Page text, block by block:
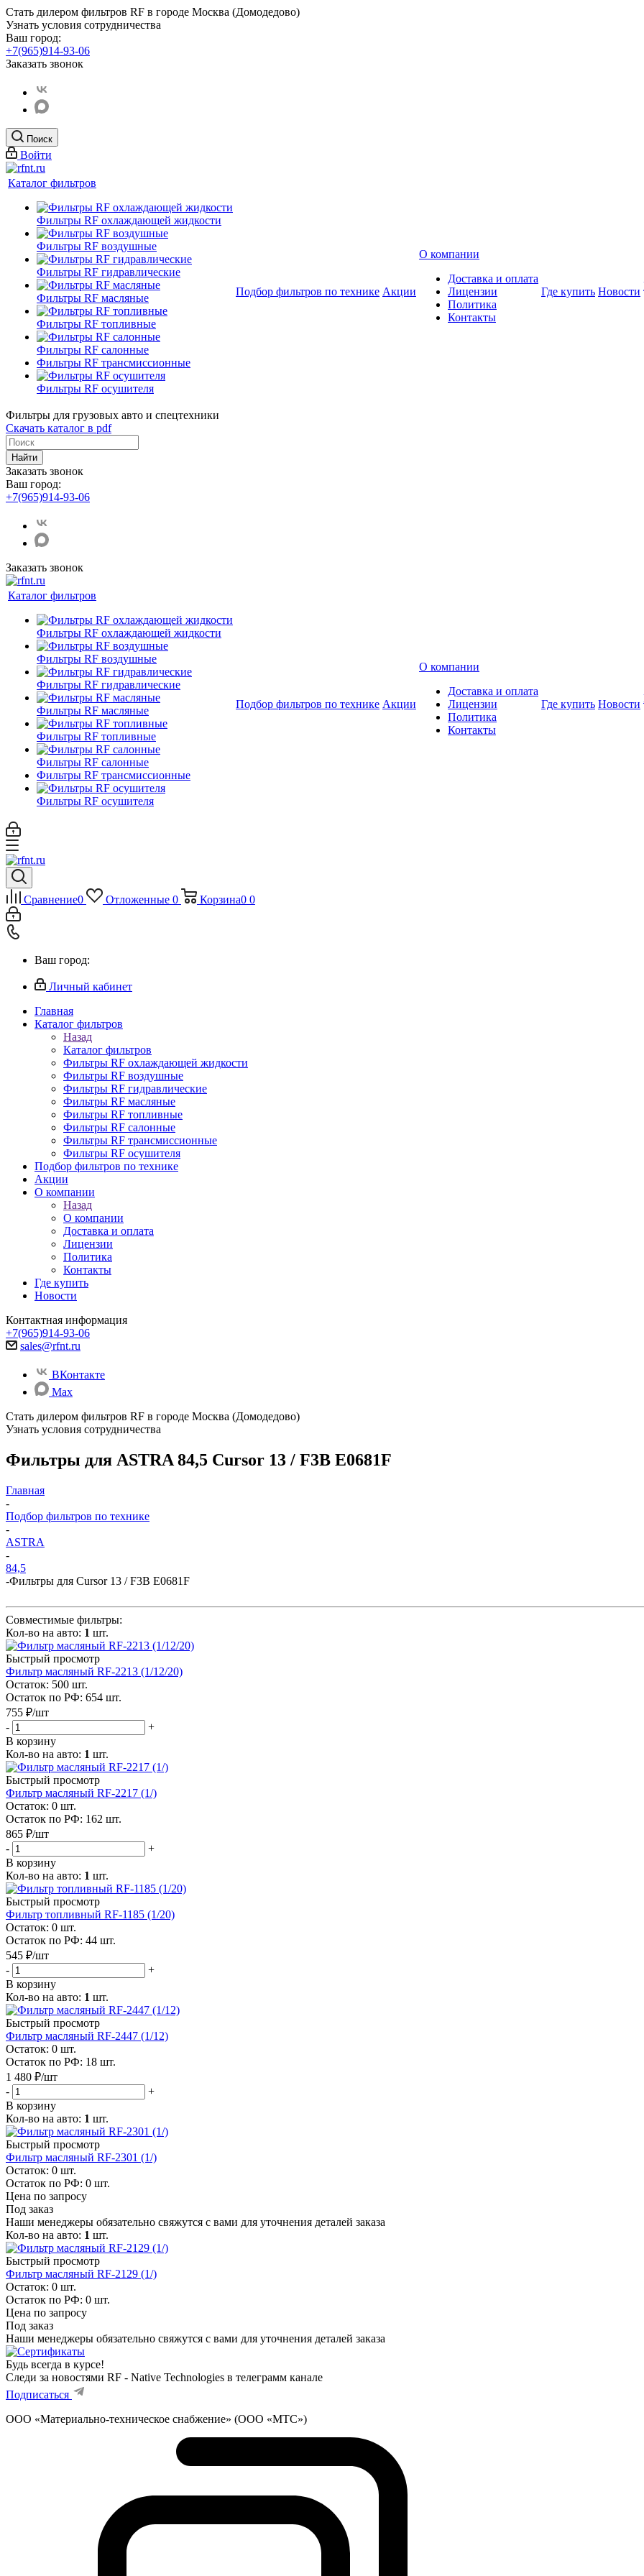
Стать дилером фильтров RF в городе Москва (Домодедово)
Узнать условия сотрудничества
Ваш город:
+7(965)914-93-06
Заказать звонок
Поиск
Войти
Каталог фильтров
Фильтры RF охлаждающей жидкости
Фильтры RF воздушные
Фильтры RF гидравлические
Фильтры RF масляные
Фильтры RF топливные
Фильтры RF салонные
Фильтры RF трансмиссионные
Фильтры RF осушителя
Подбор фильтров по технике Акции
О компании
Доставка и оплата
Лицензии
Политика
Контакты
Где купить Новости
Фильтры для грузовых авто и спецтехники
Скачать каталог в pdf
Найти
Заказать звонок
Ваш город:
+7(965)914-93-06
Заказать звонок
Каталог фильтров
Фильтры RF охлаждающей жидкости
Фильтры RF воздушные
Фильтры RF гидравлические
Фильтры RF масляные
Фильтры RF топливные
Фильтры RF салонные
Фильтры RF трансмиссионные
Фильтры RF осушителя
Подбор фильтров по технике Акции
О компании
Доставка и оплата
Лицензии
Политика
Контакты
Где купить Новости
Сравнение0 Отложенные 0 Корзина0 0
Ваш город:
Личный кабинет
Главная
Каталог фильтров
Назад
Каталог фильтров
Фильтры RF охлаждающей жидкости
Фильтры RF воздушные
Фильтры RF гидравлические
Фильтры RF масляные
Фильтры RF топливные
Фильтры RF салонные
Фильтры RF трансмиссионные
Фильтры RF осушителя
Подбор фильтров по технике
Акции
О компании
Назад
О компании
Доставка и оплата
Лицензии
Политика
Контакты
Где купить
Новости
Контактная информация
+7(965)914-93-06
sales@rfnt.ru
ВКонтакте
Max
Стать дилером фильтров RF в городе Москва (Домодедово)
Узнать условия сотрудничества
Фильтры для ASTRA 84,5 Cursor 13 / F3B E0681F
Главная
-
Подбор фильтров по технике
-
ASTRA
-
84,5
-Фильтры для Cursor 13 / F3B E0681F
Совместимые фильтры:
Кол-во на авто: 1 шт.
Быстрый просмотр
Фильтр масляный RF-2213 (1/12/20)
Остаток: 500 шт.
Остаток по РФ: 654 шт.
755 ₽/шт
-
+
В корзину
Кол-во на авто: 1 шт.
Быстрый просмотр
Фильтр масляный RF-2217 (1/)
Остаток: 0 шт.
Остаток по РФ: 162 шт.
865 ₽/шт
-
+
В корзину
Кол-во на авто: 1 шт.
Быстрый просмотр
Фильтр топливный RF-1185 (1/20)
Остаток: 0 шт.
Остаток по РФ: 44 шт.
545 ₽/шт
-
+
В корзину
Кол-во на авто: 1 шт.
Быстрый просмотр
Фильтр масляный RF-2447 (1/12)
Остаток: 0 шт.
Остаток по РФ: 18 шт.
1 480 ₽/шт
-
+
В корзину
Кол-во на авто: 1 шт.
Быстрый просмотр
Фильтр масляный RF-2301 (1/)
Остаток: 0 шт.
Остаток по РФ: 0 шт.
Цена по запросу
Под заказ
Наши менеджеры обязательно свяжутся с вами для уточнения деталей заказа
Кол-во на авто: 1 шт.
Быстрый просмотр
Фильтр масляный RF-2129 (1/)
Остаток: 0 шт.
Остаток по РФ: 0 шт.
Цена по запросу
Под заказ
Наши менеджеры обязательно свяжутся с вами для уточнения деталей заказа
Будь всегда в курсе!
Следи за новостями RF - Native Technologies в телеграмм канале
Подписаться
ООО «Материально-техническое снабжение» (ООО «МТС»)